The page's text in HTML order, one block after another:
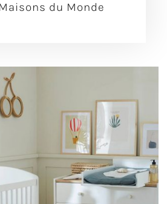
du Monde